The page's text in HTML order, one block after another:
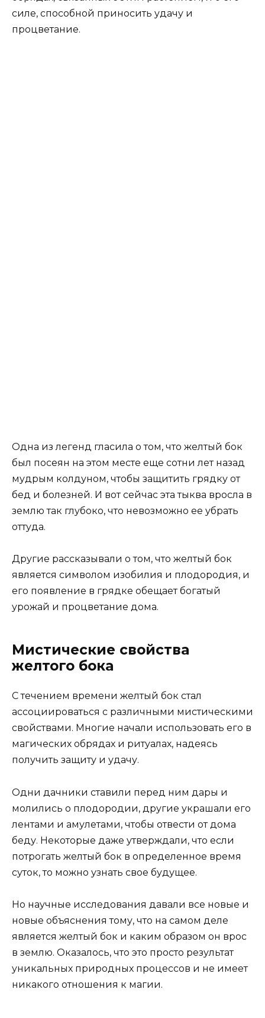
силе, способной приносить удачу и
процветание.
Одна из легенд гласила о том, что желтый бок
был посеян на этом месте еще сотни лет назад
мудрым колдуном, чтобы защитить грядку от
бед и болезней. И вот сейчас эта тыква вросла в
землю так глубоко, что невозможно ее убрать
оттуда.
Другие рассказывали о том, что желтый бок
является символом изобилия и плодородия, и
его появление в грядке обещает богатый
урожай и процветание дома.
Мистические свойства
желтого бока
С течением времени желтый бок стал
ассоциироваться с различными мистическими
свойствами. Многие начали использовать его в
магических обрядах и ритуалах, надеясь
получить защиту и удачу.
Одни дачники ставили перед ним дары и
молились о плодородии, другие украшали его
лентами и амулетами, чтобы отвести от дома
беду. Некоторые даже утверждали, что если
потрогать желтый бок в определенное время
суток, то можно узнать свое будущее.
Но научные исследования давали все новые и
новые объяснения тому, что на самом деле
является желтый бок и каким образом он врос
в землю. Оказалось, что это просто результат
уникальных природных процессов и не имеет
никакого отношения к магии.